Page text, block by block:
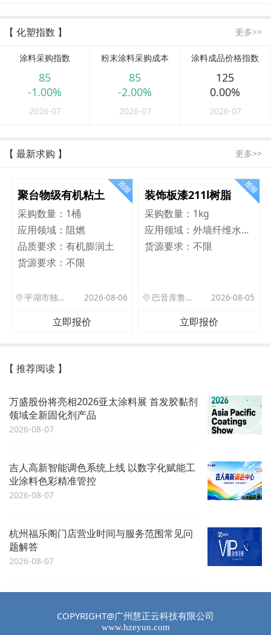
【 化塑指数 】 更多>>
涂料采购指数
85
-1.00%
2026-07
粉末涂料采购成本
85
-2.00%
2026-07
涂料成品价格指数
125
0.00%
2026-07
【 最新求购 】 更多>>
聚台物级有机粘土
采购数量： 1桶
应用领域： 阻燃
品质要求： 有机膨润土
货源要求： 不限
平湖市独山港镇集港路 589 号 2026-08-06
立即报价
装饰板漆211l树脂
采购数量： 1kg
应用领域：
外墙纤维水泥板
货源要求：不限
巴音库鲁提镇,托帕口岸六号库房 2026-08-05
立即报价
【 推荐阅读 】
万盛股份将亮相2026亚太涂料展 首发胶黏剂
领域全新固化剂产品
2026-08-07
吉人高新智能调色系统上线 以数字化赋能工
业涂料色彩精准管控
2026-08-07
杭州福乐阁门店营业时间与服务范围常见问
题解答
2026-08-07
COPYRIGHT@广州慧正云科技有限公司
www.hzeyun.com